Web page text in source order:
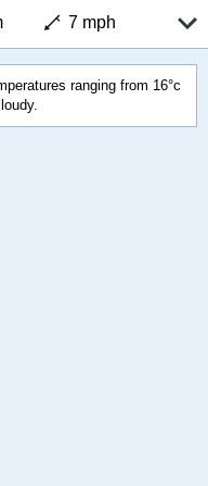
7 mph
ranging from 16°c